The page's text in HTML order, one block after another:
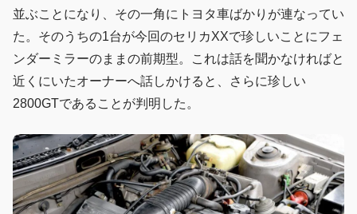
並ぶことになり、その一角にトヨタ車ばかりが連なってい
た。そのうちの1台が今回のセリカXXで珍しいことにフェ
ンダーミラーのままの前期型。これは話を聞かなければと
近くにいたオーナーへ話しかけると、さらに珍しい
2800GTであることが判明した。